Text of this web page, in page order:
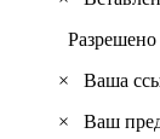
Разрешено
×
Ваша
×
Ваш